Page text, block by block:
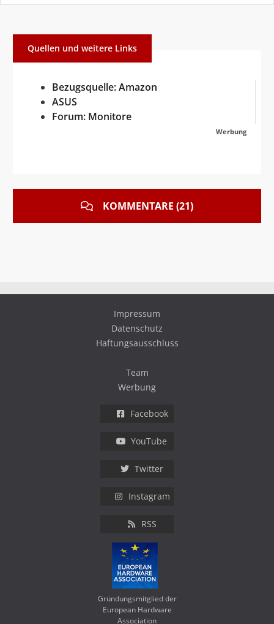
Quellen und weitere Links
Bezugsquelle: Amazon
ASUS
Forum: Monitore
Werbung
KOMMENTARE (21)
Impressum
Datenschutz
Haftungsausschluss
Team
Werbung
Facebook
YouTube
Twitter
Instagram
RSS
Gründungsmitglied der
European Hardware
Association